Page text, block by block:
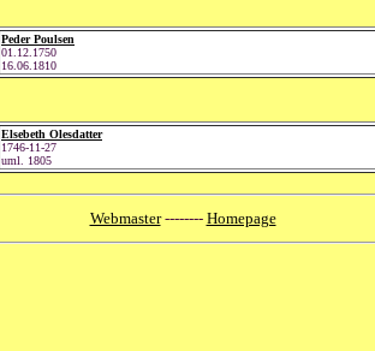
Peder Poulsen
01.12.1750
16.06.1810
Elsebeth Olesdatter
1746-11-27
uml. 1805
Webmaster-------- Homepage